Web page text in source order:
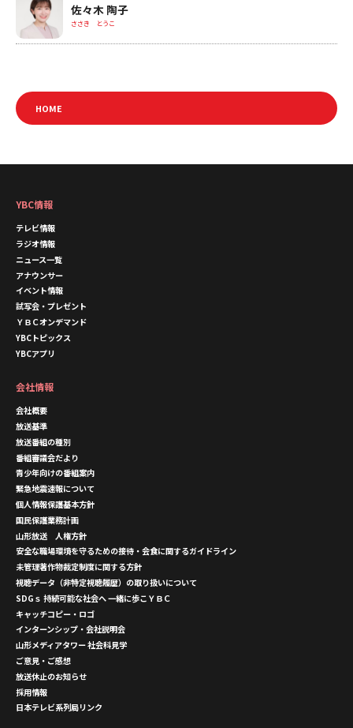
佐々木 陶子
ささき とうこ
HOME
YBC情報
テレビ情報
ラジオ情報
ニュース一覧
アナウンサー
イベント情報
試写会・プレゼント
ＹＢＣオンデマンド
YBCトピックス
YBCアプリ
会社情報
会社概要
放送基準
放送番組の種別
番組審議会だより
青少年向けの番組案内
緊急地震速報について
個人情報保護基本方針
国民保護業務計画
山形放送 人権方針
安全な職場環境を守るための接待・会食に関するガイドライン
未管理著作物裁定制度に関する方針
視聴データ（非特定視聴履歴）の取り扱いについて
SDGｓ 持続可能な社会へ 一緒に歩こＹＢＣ
キャッチコピー・ロゴ
インターンシップ・会社説明会
山形メディアタワー 社会科見学
ご意見・ご感想
放送休止のお知らせ
採用情報
日本テレビ系列局リンク